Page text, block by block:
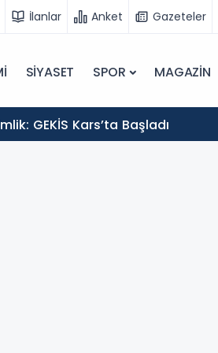
İlanlar Anket Gazeteler
SİYASET SPOR MAGAZİN
GEKİS Kars’ta Başladı